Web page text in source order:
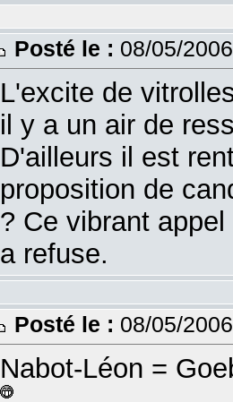
Posté le : 08/05/
L'excite de
il y a un air de
D'ailleurs il est
proposition de
? Ce vibrant
a refuse.
Posté le : 08/05/
Nabot-Léon =